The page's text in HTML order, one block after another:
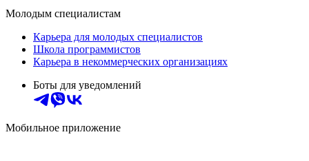
Молодым специалистам
Карьера для молодых специалистов
Школа программистов
Карьера в некоммерческих организациях
Боты для уведомлений
Мобильное приложение